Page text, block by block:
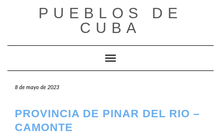
PUEBLOS DE
CUBA
Cambiar modo de navegación
8 de mayo de 2023
PROVINCIA DE PINAR DEL RIO –
CAMONTE